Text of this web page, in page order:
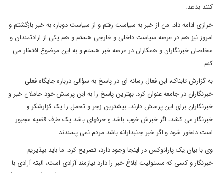
کنند بدهد.
خرازی ادامه داد: من از خبر به سیاست رفتم و از سیاست دوباره به خبر بازگشتم و
امروز نیز هم در عرصه سیاست داخلی و خارجی هستم و هم یکی از ارادتمندان و
مخلصان خبرنگاران و همکاران در عرصه خبر هستم و به این موضوع افتخار می
کنم.
به گزارش تابناک، این فعال رسانه ای در پاسخ به سؤالی درباره جایگاه فعلی
خبرنگاران در جامعه عنوان کرد: بهترین پاسخ را به این پرسش خود حاملان خبر و
خبرنگاران برای این پرسش دارند، بیشترین زجر و تحمل را یک گزارشگر و
خبرنگار می کشد، اگر خبرش خوب باشد و حرفهای باشد یک طرف قضیه مجبور
است دلخور شود و اگر خبر جانبدارانه باشد مردم نمی پسندند.
وی با بیان یک پارادوکس در اینجا وجود دارد، تصریح کرد: ما باید بپذیریم
خبرنگار و کسی که مسئولیت ابلاغ خبر را دارد نیازمند آزادی است، البته آزادی با